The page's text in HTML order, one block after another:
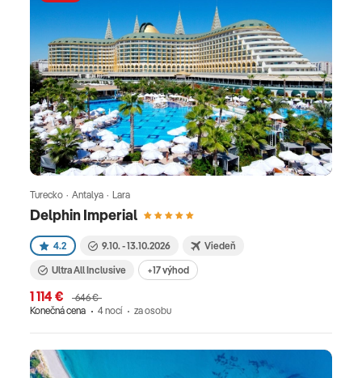
Delphin Imperial
Turecko · Antalya · Lara
4.2 9.10. - 13.10.2026 Viedeň
Ultra All Inclusive +17 výhod
1 114 €
646 €
Konečná cena
4 nocí za osobu